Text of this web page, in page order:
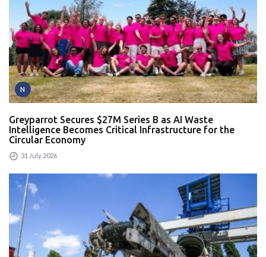
N
Greyparrot Secures $27M Series B as AI Waste
Intelligence Becomes Critical Infrastructure for the
Circular Economy
31 July 2026